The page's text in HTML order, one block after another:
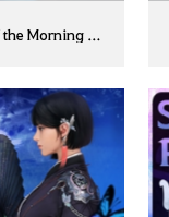
Morning Light